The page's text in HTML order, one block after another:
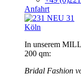
Anfahrt
Köln
In unserem
200 qm:
Bridal Fashion